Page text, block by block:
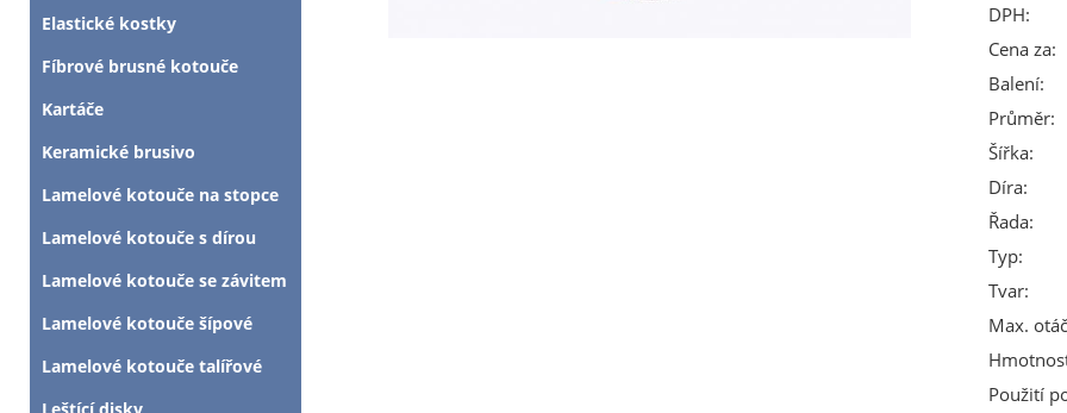
DPH:
Cena za:
Balení:
Průměr:
Šířka:
Díra:
Řada:
Typ:
Tvar:
Max.
Použití
Elastické kostky
Fíbrové brusné kotouče
Kartáče
Keramické brusivo
Lamelové kotouče na stopce
Lamelové kotouče s dírou
Lamelové kotouče se závitem
Lamelové kotouče šípové
Lamelové kotouče talířové